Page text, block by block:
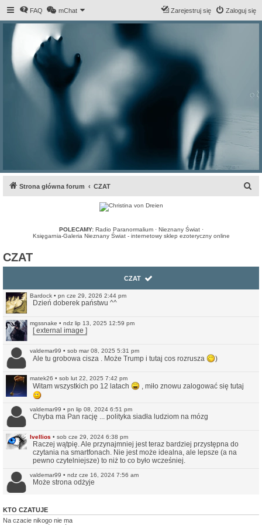
FAQ mChat Zaloguj się
Zarejestruj się
Strona główna forum CZAT
POLECAMY: Radio Paranormalium· Nieznany Świat·
Księgarnia-Galeria Nieznany Świat - internetowy sklep ezoteryczny online
CZAT
CZAT
Bardock • pn cze 29, 2026 2:44 pm
Dzień doberek państwu ^^
mgssnake • ndz lip 13, 2025 12:59 pm
[ external image ]
valdemar99 • sob mar 08, 2025 5:31 pm
Ale tu grobowa cisza . Może Trump i tutaj cos rozrusza )
matek26 • sob lut 22, 2025 7:42 pm
Witam wszystkich po 12 latach , miło znowu zalogować się tutaj
valdemar99 • pn lip 08, 2024 6:51 pm
Chyba ma Pan rację ... polityka siadła ludziom na mózg
Ivellios • sob cze 29, 2024 6:38 pm
Raczej wątpię. Ale przynajmniej jest teraz bardziej przystępna do
czytania na smartfonach. Nie jest może idealna, ale lepsze (a na
pewno czytelniejsze) to niż to co było wcześniej.
valdemar99 • ndz cze 16, 2024 7:56 am
Może strona odżyje
No i pięknie.
KTO CZATUJE
Na czacie nikogo nie ma